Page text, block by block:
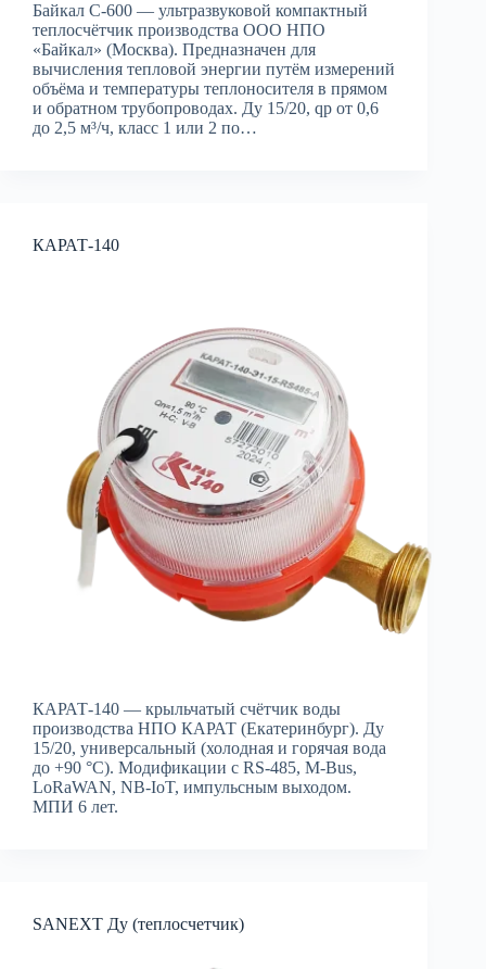
Байкал С-600 — ультразвуковой компактный
теплосчётчик производства ООО НПО
«Байкал» (Москва). Предназначен для
вычисления тепловой энергии путём измерений
объёма и температуры теплоносителя в прямом
и обратном трубопроводах. Ду 15/20, qp от 0,6
до 2,5 м³/ч, класс 1 или 2 по…
КАРАТ-140
КАРАТ-140 — крыльчатый счётчик воды
производства НПО КАРАТ (Екатеринбург). Ду
15/20, универсальный (холодная и горячая вода
до +90 °C). Модификации с RS-485, M-Bus,
LoRaWAN, NB-IoT, импульсным выходом.
МПИ 6 лет.
SANEXT Ду (теплосчетчик)